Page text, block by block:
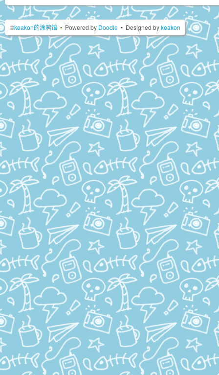
©keakon的涂鸦馆 • Powered by Doodle • Designed bykeakon